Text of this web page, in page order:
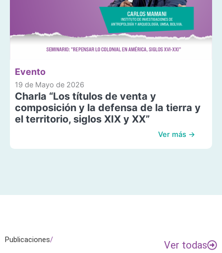
Evento
19 de Mayo de 2026
Charla “Los títulos de venta y
composición y la defensa de la tierra y
el territorio, siglos XIX y XX”
Ver más →
Publicaciones/ Ver todas